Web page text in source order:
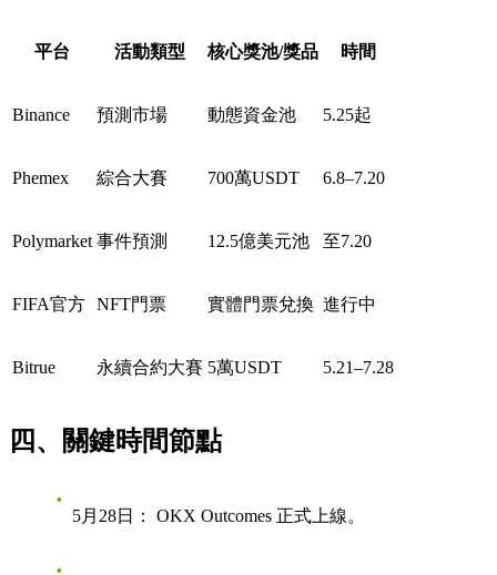
平台 活動類型 核心獎池/獎品 時間
Binance 預測市場 動態資金池 5.25起
Phemex 綜合大賽 700萬USDT 6.8–7.20
Polymarket 事件預測 12.5億美元池 至7.20
FIFA官方 NFT門票 實體門票兌換 進行中
Bitrue 永續合約大賽 5萬USDT 5.21–7.28
四、關鍵時間節點
5月28日： OKX Outcomes 正式上線。